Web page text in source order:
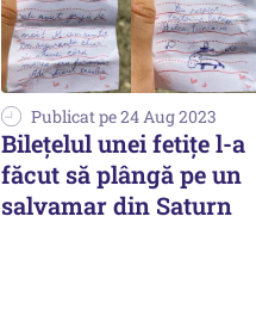
Publicat pe 24 Aug 2023
Bilețelul unei fetițe l-a
făcut să plângă pe un
salvamar din Saturn